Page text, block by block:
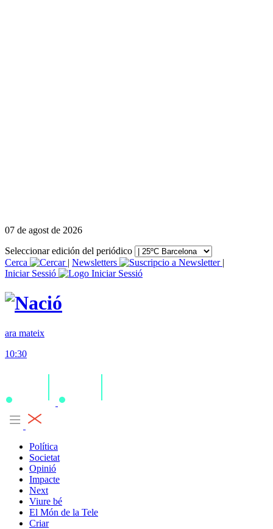
07 de agost de 2026
Seleccionar edición del periódico
Cerca
| Newsletters
|
Iniciar Sessió
ara mateix
10:30
Política
Societat
Opinió
Impacte
Next
Viure bé
El Món de la Tele
Criar